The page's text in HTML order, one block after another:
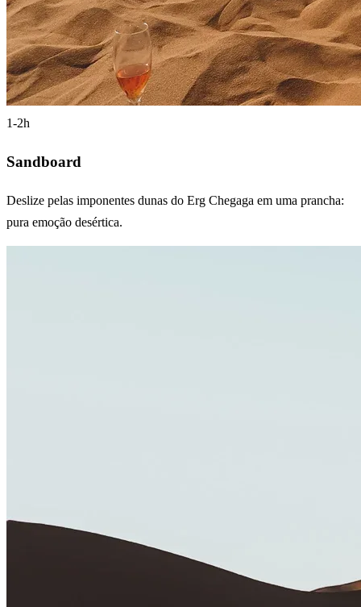
1-2h
Sandboard
Deslize pelas imponentes dunas do Erg Chegaga em uma prancha:
pura emoção desértica.